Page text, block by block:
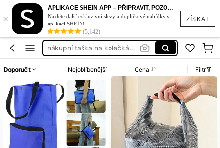
ZÍSKAT
×
APLIKACE SHEIN APP – PŘIPRAVIT, POZOR, STYL!
Najděte další exkluzivní slevy a doplňkové nabídky v
aplikaci SHEIN!
(5,142)
naturehike
hiking
taktické batohy
nákupní taška na kolečkách
naturehike
Doporučit Nejoblíbenější Cena Filtr